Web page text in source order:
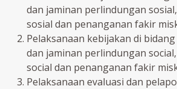
dan jaminan perlindungan
sosial dan penanganan fakir
Pelaksanaan kebijakan di
dan jaminan perlindungan
social dan penanganan fakir
Pelaksanaan evaluasi dan